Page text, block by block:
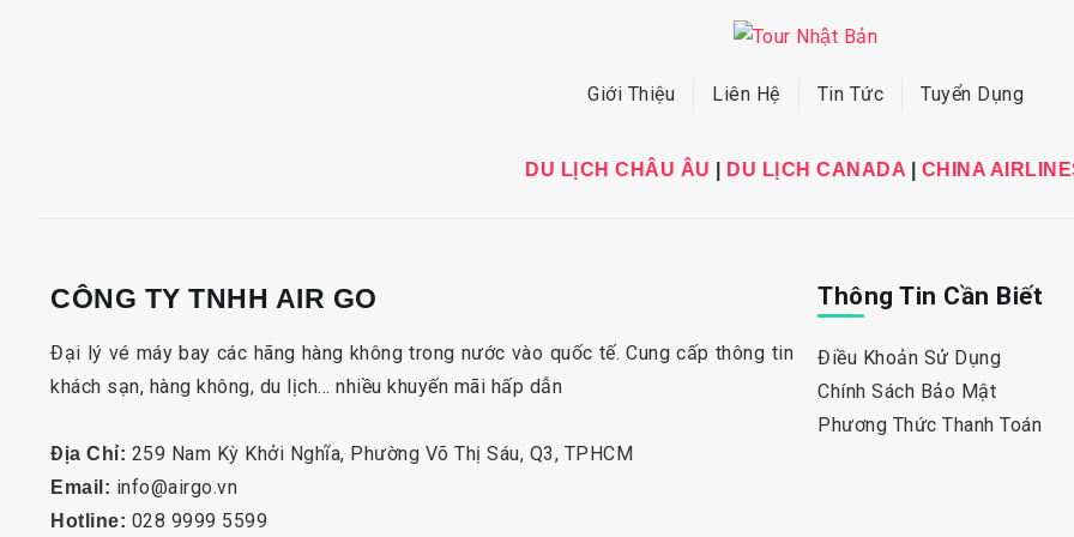
Giới Thiệu Liên Hệ Tin Tức Tuyển Dụng
DU LỊCH CHÂU ÂU DU LỊCH CANADA CHINA
CÔNG TY TNHH AIR GO
Đại lý vé máy bay các hãng hàng không trong nước vào quốc tế. Cung cấp thông tin
khách sạn, hàng không, du lịch… nhiều khuyến mãi hấp dẫn
Địa Chỉ: 259 Nam Kỳ Khởi Nghĩa, Phường Võ Thị Sáu, Q3, TPHCM
Email: info@airgo.vn
Hotline: 028 9999 5599
Thông Tin Cần Biết
Điều Khoản Sử Dụng
Chính Sách Bảo Mật
Phương Thức Thanh Toán